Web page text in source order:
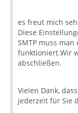
SMTP-Port: 587
SMTP SSL oder
Vielen Dank,
jederzeit für Sie
es freut mich
Diese
SMTP muss man
funktioniert.Wir
abschließen.
Vielen Dank,
jederzeit für Sie